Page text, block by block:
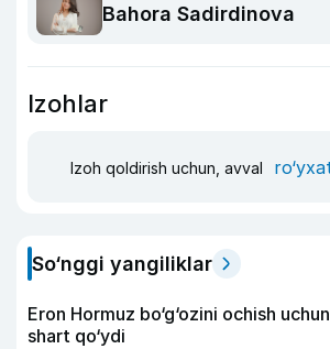
Bahora Sadirdinova
Izohlar
Izoh qoldirish uchun, avval
So‘nggi yangiliklar
Eron Hormuz bo‘g‘ozini ochish
shart qo‘ydi